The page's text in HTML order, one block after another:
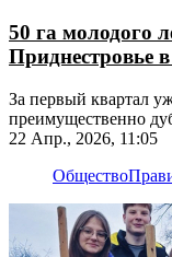
50 га молодого
Приднестровье
За первый квартал
преимущественно
22 Апр., 2026, 11:05
Общество